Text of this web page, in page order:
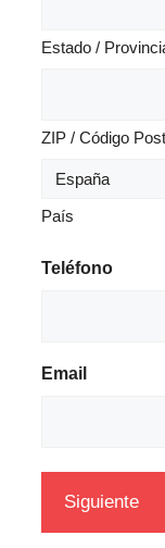
Estado /
ZIP / Código
País
Teléfono
Email